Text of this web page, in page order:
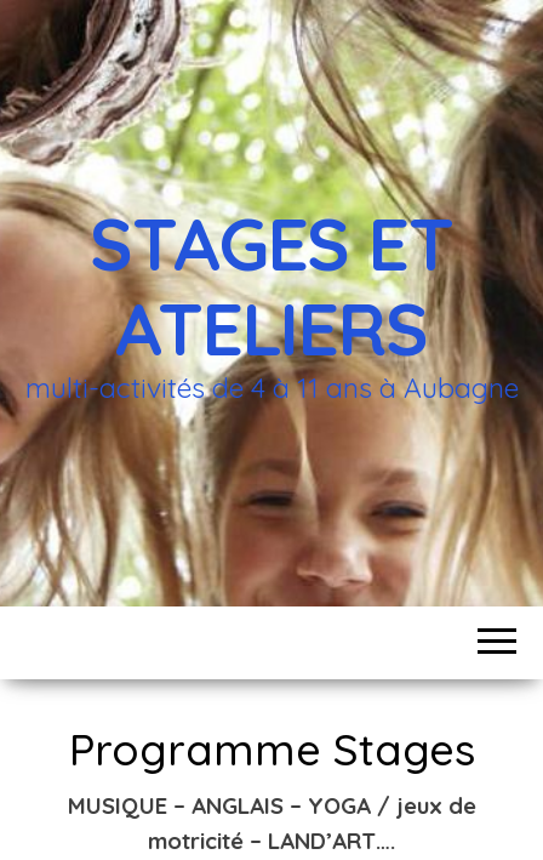
STAGES ET
ATELIERS
multi-activités de 4 à 11 ans à Aubagne
Programme Stages
MUSIQUE – ANGLAIS – YOGA / jeux de
motricité – LAND’ART….